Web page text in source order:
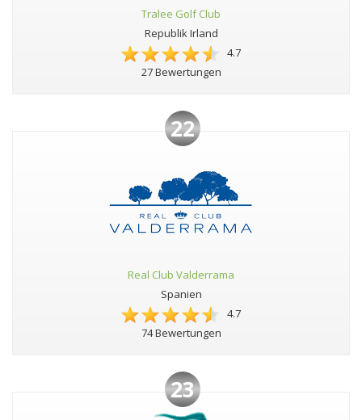
Tralee Golf Club
Republik Irland
4.7
27 Bewertungen
22
Real Club Valderrama
Spanien
4.7
74 Bewertungen
23